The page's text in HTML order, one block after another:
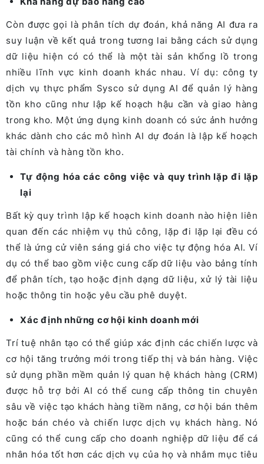
Còn được gọi là phân tích dự đoán, khả năng AI đưa ra
suy luận về kết quả trong tương lai bằng cách sử dụng
dữ liệu hiện có có thể là một tài sản khổng lồ trong
nhiều lĩnh vực kinh doanh khác nhau. Ví dụ: công ty
dịch vụ thực phẩm Sysco sử dụng AI để quản lý hàng
tồn kho cũng như lập kế hoạch hậu cần và giao hàng
trong kho. Một ứng dụng kinh doanh có sức ảnh hưởng
khác dành cho các mô hình AI dự đoán là lập kế hoạch
tài chính và hàng tồn kho.
Tự động hóa các công việc và quy trình lặp đi lặp
lại
Bất kỳ quy trình lập kế hoạch kinh doanh nào hiện liên
quan đến các nhiệm vụ thủ công, lặp đi lặp lại đều có
thể là ứng cử viên sáng giá cho việc tự động hóa AI. Ví
dụ có thể bao gồm việc cung cấp dữ liệu vào bảng tính
để phân tích, tạo hoặc định dạng dữ liệu, xử lý tài liệu
hoặc thông tin hoặc yêu cầu phê duyệt.
Xác định những cơ hội kinh doanh mới
Trí tuệ nhân tạo có thể giúp xác định các chiến lược và
cơ hội tăng trưởng mới trong tiếp thị và bán hàng. Việc
sử dụng phần mềm quản lý quan hệ khách hàng (CRM)
được hỗ trợ bởi AI có thể cung cấp thông tin chuyên
sâu về việc tạo khách hàng tiềm năng, cơ hội bán thêm
hoặc bán chéo và chiến lược dịch vụ khách hàng. Nó
cũng có thể cung cấp cho doanh nghiệp dữ liệu để cá
nhân hóa tốt hơn các dịch vụ của họ và nhắm mục tiêu